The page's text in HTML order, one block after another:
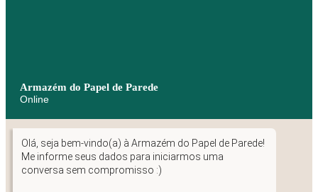
Armazém do Papel de Parede
Online
Olá, seja bem-vindo(a) à Armazém do Papel de Parede!
Me informe seus dados para iniciarmos uma
conversa sem compromisso :)